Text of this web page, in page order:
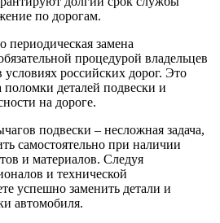
по дорогам.
периодическая замена
процедурой владельцев
российских дорог. Это
поломки деталей подвески и
на дороге.
подвески – несложная задача,
самостоятельно при наличии
и материалов. Следуя
и технической
успешно заменить детали и
автомобиля.